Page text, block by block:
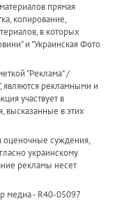
прямая
копирование,
в которых
и "Украинская Фото
"Реклама" /
являются рекламными и
участвует в
высказанные в этих
оценочные суждения,
украинскому
рекламы несет
медиа - R40-05097